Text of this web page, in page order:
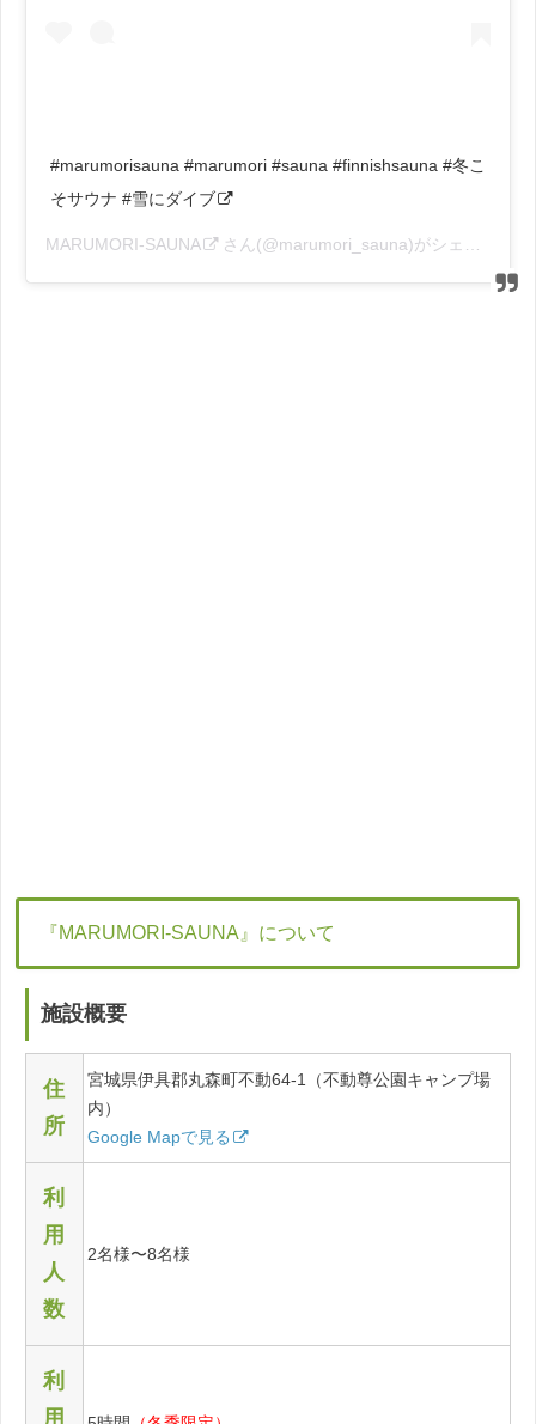
#marumorisauna #marumori #sauna #finnishsauna #冬こ
そサウナ #雪にダイブ
MARUMORI-SAUNA さん(@marumori_sauna)がシェアした投稿 –
『MARUMORI-SAUNA』について
施設概要
住
所
宮城県伊具郡丸森町不動64-1（不動尊公園キャンプ場
内）
Google Mapで見る
利
用
人
数
2名様〜8名様
利
用